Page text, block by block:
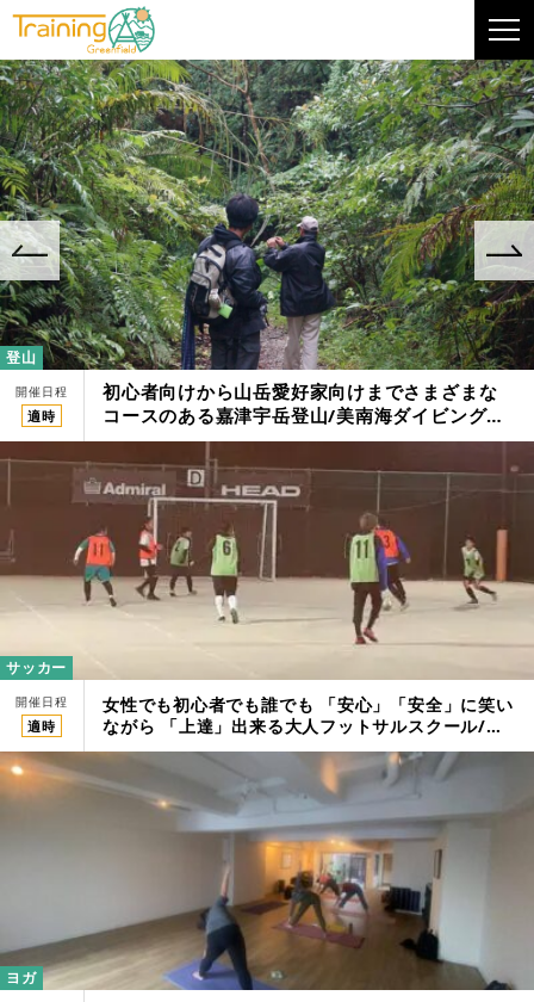
登山
開催日程
適時
初心者向けから山岳愛好家向けまでさまざまな
コースのある嘉津宇岳登山/美南海ダイビングク
ラブ
サッカー
開催日程
適時
女性でも初心者でも誰でも 「安心」「安全」に笑い
ながら 「上達」出来る大人フットサルスクール/ス
ポーツフィールドPACIFIC筑紫野
ヨガ